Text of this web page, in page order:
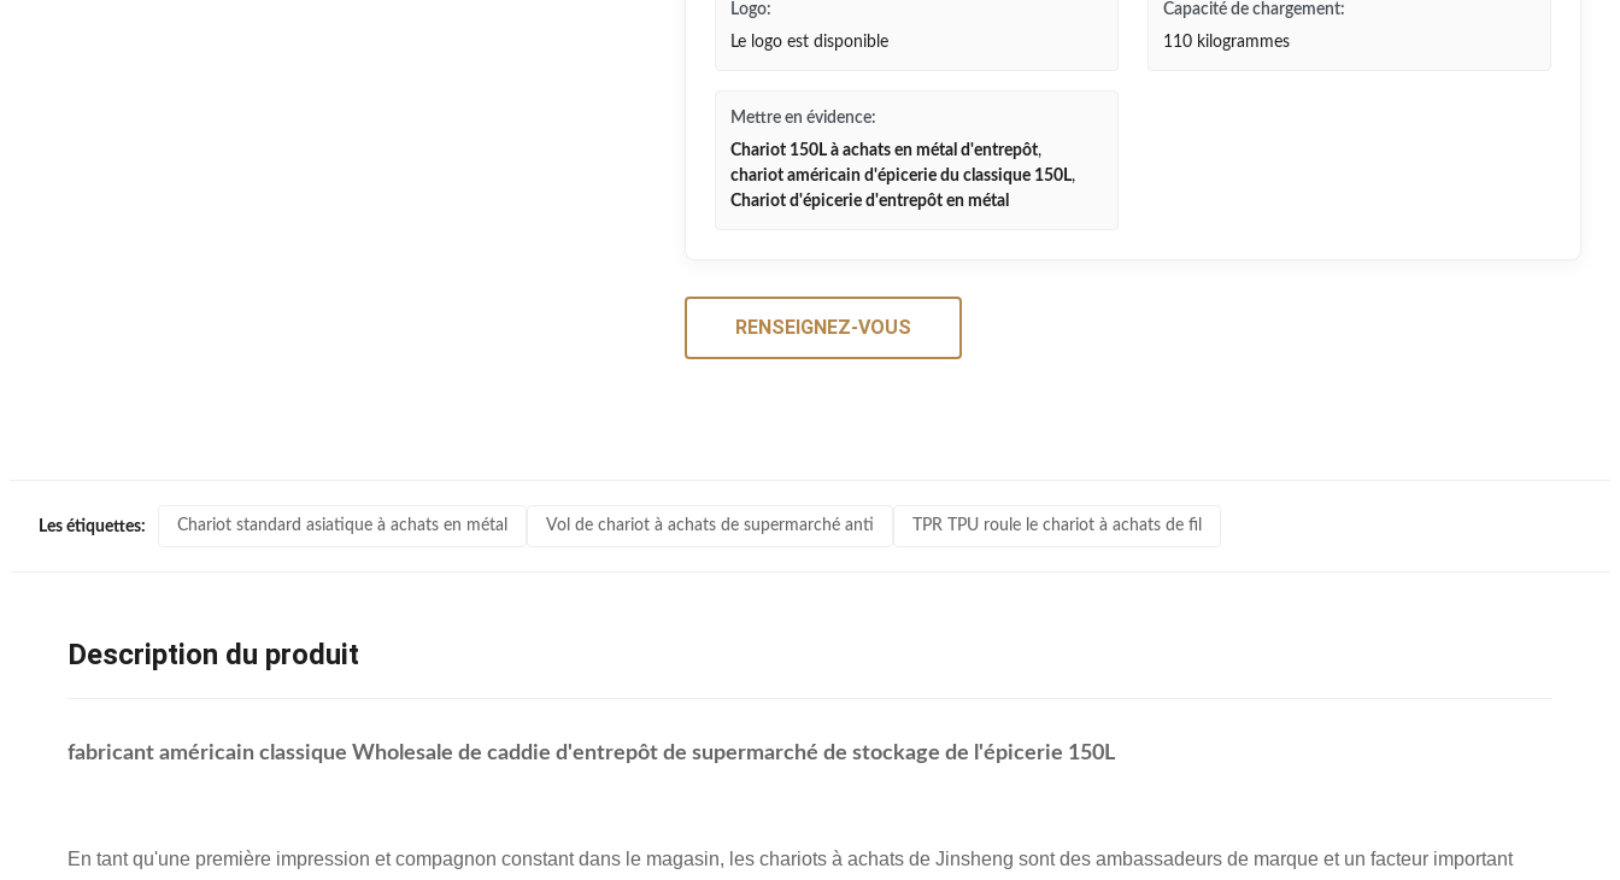
Logo:
Le logo est disponible
Capacité de chargement:
110 kilogrammes
Mettre en évidence:
Chariot 150L à achats en métal d'entrepôt,
chariot américain d'épicerie du classique 150L,
Chariot d'épicerie d'entrepôt en métal
RENSEIGNEZ-VOUS
Les étiquettes: Chariot standard asiatique à achats en métal Vol de chariot à achats de supermarché anti TPR TPU roule le chariot à achats de fil
Description du produit
fabricant américain classique Wholesale de caddie d'entrepôt de supermarché de stockage de l'épicerie 150L
En tant qu'une première impression et compagnon constant dans le magasin, les chariots à achats de Jinsheng sont des ambassadeurs de marque et un facteur important